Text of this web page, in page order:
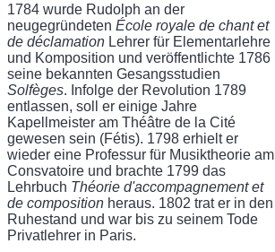
1784 wurde Rudolph an der
neugegründeten École royale de chant et
de déclamation Lehrer für Elementarlehre
und Komposition und veröffentlichte 1786
seine bekannten Gesangsstudien
Solfèges. Infolge der Revolution 1789
entlassen, soll er einige Jahre
Kapellmeister am Théâtre de la Cité
gewesen sein (Fétis). 1798 erhielt er
wieder eine Professur für Musiktheorie am
Consvatoire und brachte 1799 das
Lehrbuch Théorie d'accompagnement et
de composition heraus. 1802 trat er in den
Ruhestand und war bis zu seinem Tode
Privatlehrer in Paris.